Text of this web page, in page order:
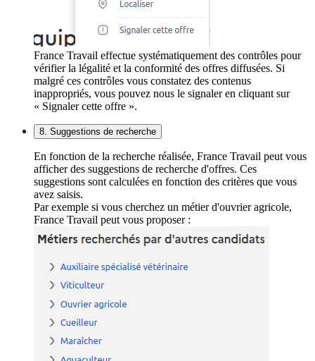
France Travail effectue systématiquement des contrôles pour
vérifier la légalité et la conformité des offres diffusées. Si
malgré ces contrôles vous constatez des contenus
inappropriés, vous pouvez nous le signaler en cliquant sur
« Signaler cette offre ».
8. Suggestions de recherche
En fonction de la recherche réalisée, France Travail peut vous
afficher des suggestions de recherche d'offres. Ces
suggestions sont calculées en fonction des critères que vous
avez saisis.
Par exemple si vous cherchez un métier d'ouvrier agricole,
France Travail peut vous proposer :